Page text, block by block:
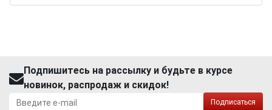
Подпишитесь на рассылку и будьте в курсе
новинок, распродаж и скидок!
Подписаться